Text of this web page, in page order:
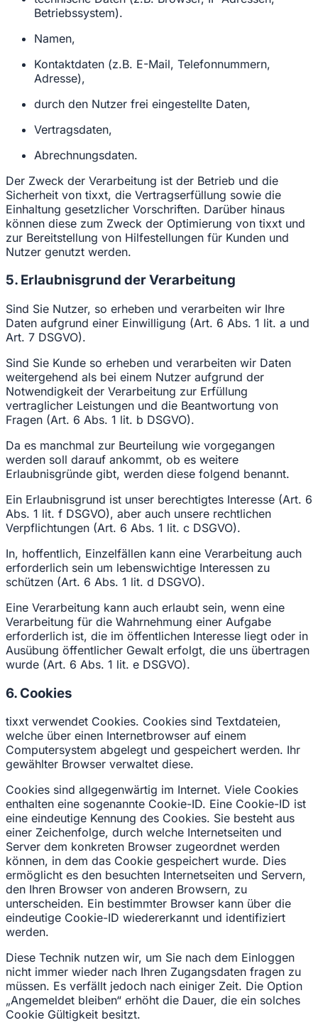
Betriebssystem).
Namen,
Kontaktdaten (z.B. E-Mail, Telefonnummern,
Adresse),
durch den Nutzer frei eingestellte Daten,
Vertragsdaten,
Abrechnungsdaten.
Der Zweck der Verarbeitung ist der Betrieb und die
Sicherheit von tixxt, die Vertragserfüllung sowie die
Einhaltung gesetzlicher Vorschriften. Darüber hinaus
können diese zum Zweck der Optimierung von tixxt und
zur Bereitstellung von Hilfestellungen für Kunden und
Nutzer genutzt werden.
5. Erlaubnisgrund der Verarbeitung
Sind Sie Nutzer, so erheben und verarbeiten wir Ihre
Daten aufgrund einer Einwilligung (Art. 6 Abs. 1 lit. a und
Art. 7 DSGVO).
Sind Sie Kunde so erheben und verarbeiten wir Daten
weitergehend als bei einem Nutzer aufgrund der
Notwendigkeit der Verarbeitung zur Erfüllung
vertraglicher Leistungen und die Beantwortung von
Fragen (Art. 6 Abs. 1 lit. b DSGVO).
Da es manchmal zur Beurteilung wie vorgegangen
werden soll darauf ankommt, ob es weitere
Erlaubnisgründe gibt, werden diese folgend benannt.
Ein Erlaubnisgrund ist unser berechtigtes Interesse (Art. 6
Abs. 1 lit. f DSGVO), aber auch unsere rechtlichen
Verpflichtungen (Art. 6 Abs. 1 lit. c DSGVO).
In, hoffentlich, Einzelfällen kann eine Verarbeitung auch
erforderlich sein um lebenswichtige Interessen zu
schützen (Art. 6 Abs. 1 lit. d DSGVO).
Eine Verarbeitung kann auch erlaubt sein, wenn eine
Verarbeitung für die Wahrnehmung einer Aufgabe
erforderlich ist, die im öffentlichen Interesse liegt oder in
Ausübung öffentlicher Gewalt erfolgt, die uns übertragen
wurde (Art. 6 Abs. 1 lit. e DSGVO).
6. Cookies
tixxt verwendet Cookies. Cookies sind Textdateien,
welche über einen Internetbrowser auf einem
Computersystem abgelegt und gespeichert werden. Ihr
gewählter Browser verwaltet diese.
Cookies sind allgegenwärtig im Internet. Viele Cookies
enthalten eine sogenannte Cookie-ID. Eine Cookie-ID ist
eine eindeutige Kennung des Cookies. Sie besteht aus
einer Zeichenfolge, durch welche Internetseiten und
Server dem konkreten Browser zugeordnet werden
können, in dem das Cookie gespeichert wurde. Dies
ermöglicht es den besuchten Internetseiten und Servern,
den Ihren Browser von anderen Browsern, zu
unterscheiden. Ein bestimmter Browser kann über die
eindeutige Cookie-ID wiedererkannt und identifiziert
werden.
Diese Technik nutzen wir, um Sie nach dem Einloggen
nicht immer wieder nach Ihren Zugangsdaten fragen zu
müssen. Es verfällt jedoch nach einiger Zeit. Die Option
„Angemeldet bleiben“ erhöht die Dauer, die ein solches
Cookie Gültigkeit besitzt.